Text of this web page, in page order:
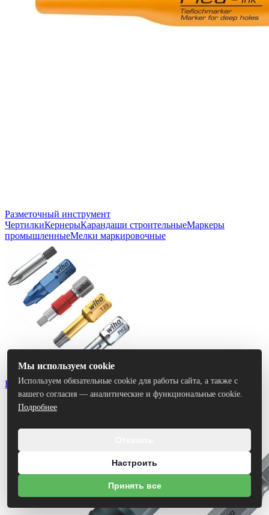
Разметочный инструмент
ЧертилкиКернерыКарандаши строительныеМаркеры
промышленныеМелки маркировочные
Биты
Мы используем cookie
Используем обязательные cookie для работы сайта, а также с
вашего согласия — аналитические и функциональные cookie.
Подробнее
Настроить
Принять все